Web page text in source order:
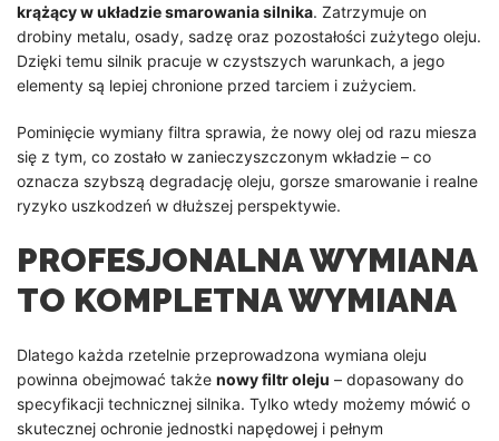
krążący w układzie smarowania silnika. Zatrzymuje on
drobiny metalu, osady, sadzę oraz pozostałości zużytego oleju.
Dzięki temu silnik pracuje w czystszych warunkach, a jego
elementy są lepiej chronione przed tarciem i zużyciem.
Pominięcie wymiany filtra sprawia, że nowy olej od razu miesza
się z tym, co zostało w zanieczyszczonym wkładzie – co
oznacza szybszą degradację oleju, gorsze smarowanie i realne
ryzyko uszkodzeń w dłuższej perspektywie.
PROFESJONALNA WYMIANA
TO KOMPLETNA WYMIANA
Dlatego każda rzetelnie przeprowadzona wymiana oleju
powinna obejmować także nowy filtr oleju – dopasowany do
specyfikacji technicznej silnika. Tylko wtedy możemy mówić o
skutecznej ochronie jednostki napędowej i pełnym